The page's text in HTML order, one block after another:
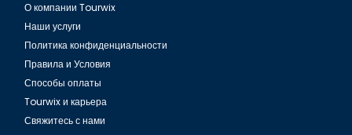
О компании Tourwix
Наши услуги
Политика конфиденциальности
Правила и Условия
Способы оплаты
Tourwix и карьера
Свяжитесь с нами